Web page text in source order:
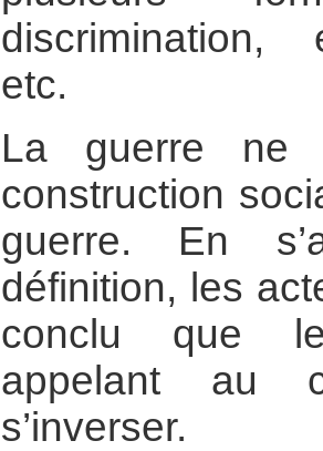
discrimination,
etc.
La guerre ne
construction
guerre. En
définition, les
conclu que
appelant au
s’inverser.